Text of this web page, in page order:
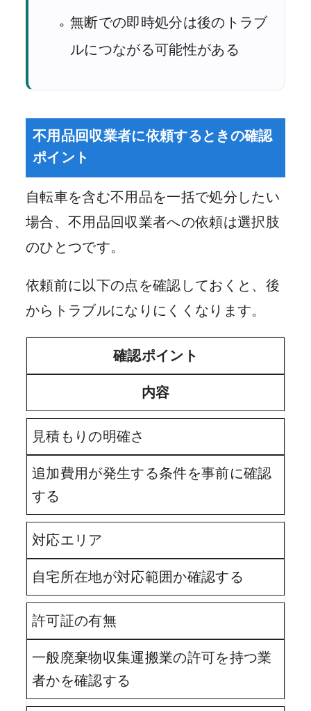
無断での即時処分は後のトラブ
ルにつながる可能性がある
不用品回収業者に依頼するときの確認
ポイント
自転車を含む不用品を一括で処分したい
場合、不用品回収業者への依頼は選択肢
のひとつです。
依頼前に以下の点を確認しておくと、後
からトラブルになりにくくなります。
確認ポイント
内容
見積もりの明確さ
追加費用が発生する条件を事前に確認
する
対応エリア
自宅所在地が対応範囲か確認する
許可証の有無
一般廃棄物収集運搬業の許可を持つ業
者かを確認する